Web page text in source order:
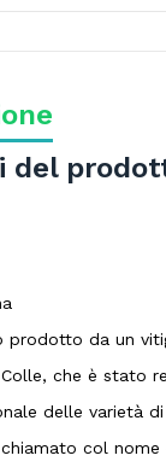
del
prodotto da un
che è stato
delle varietà di
col nome